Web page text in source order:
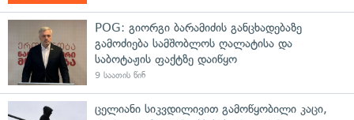
POG: გიორგი ბარამიძის განცხადებაზე
გამოძიება სამშობლოს ღალატისა და
საბოტაჟის ფაქტზე დაიწყო
9 საათის წინ
ცელიანი სიკვდილივით გამოწყობილი კაცი,